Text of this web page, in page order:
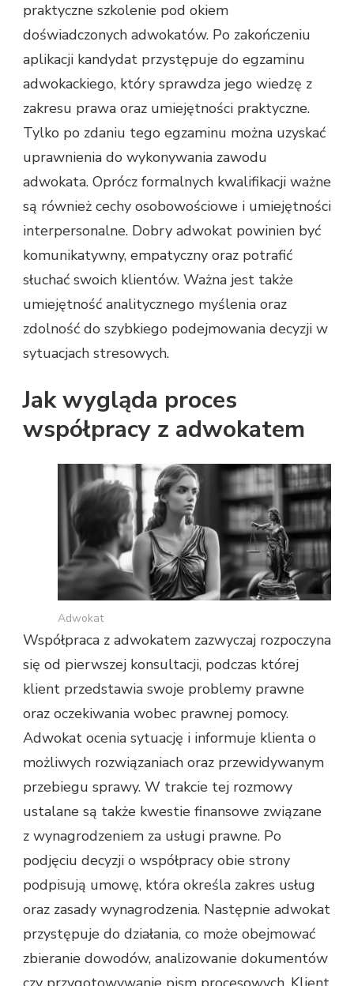
praktyczne szkolenie pod okiem
doświadczonych adwokatów. Po zakończeniu
aplikacji kandydat przystępuje do egzaminu
adwokackiego, który sprawdza jego wiedzę z
zakresu prawa oraz umiejętności praktyczne.
Tylko po zdaniu tego egzaminu można uzyskać
uprawnienia do wykonywania zawodu
adwokata. Oprócz formalnych kwalifikacji ważne
są również cechy osobowościowe i umiejętności
interpersonalne. Dobry adwokat powinien być
komunikatywny, empatyczny oraz potrafić
słuchać swoich klientów. Ważna jest także
umiejętność analitycznego myślenia oraz
zdolność do szybkiego podejmowania decyzji w
sytuacjach stresowych.
Jak wygląda proces
współpracy z adwokatem
Adwokat
Współpraca z adwokatem zazwyczaj rozpoczyna
się od pierwszej konsultacji, podczas której
klient przedstawia swoje problemy prawne
oraz oczekiwania wobec prawnej pomocy.
Adwokat ocenia sytuację i informuje klienta o
możliwych rozwiązaniach oraz przewidywanym
przebiegu sprawy. W trakcie tej rozmowy
ustalane są także kwestie finansowe związane
z wynagrodzeniem za usługi prawne. Po
podjęciu decyzji o współpracy obie strony
podpisują umowę, która określa zakres usług
oraz zasady wynagrodzenia. Następnie adwokat
przystępuje do działania, co może obejmować
zbieranie dowodów, analizowanie dokumentów